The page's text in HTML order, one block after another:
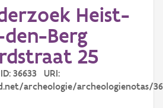
Heist-
Berg
25
ID: 36633 URI:
archeologie/archeologienotas/